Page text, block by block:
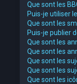
Que sont les
Puis-je utiliser
Que sont les
Puis-je publier
Que sont les
Que sont les
Que sont les
Que sont les
Que sont les